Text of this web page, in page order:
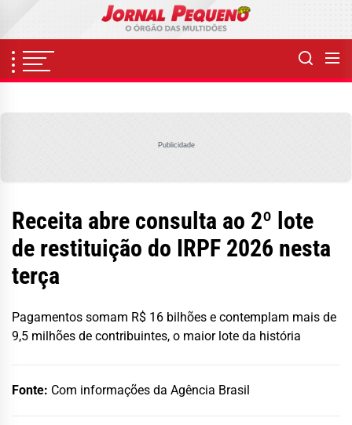
content
Publicidade
Receita abre consulta ao 2º lote
de restituição do IRPF 2026 nesta
terça
Pagamentos somam R$ 16 bilhões e contemplam mais de
9,5 milhões de contribuintes, o maior lote da história
Fonte: Com informações da Agência Brasil